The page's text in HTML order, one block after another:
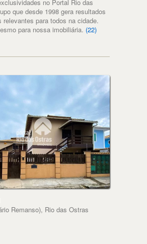
no Portal Rio das
que desde 1998 gera resultados
para todos na cidade.
para nossa imobiliária. (22)
Remanso), Rio das Ostras